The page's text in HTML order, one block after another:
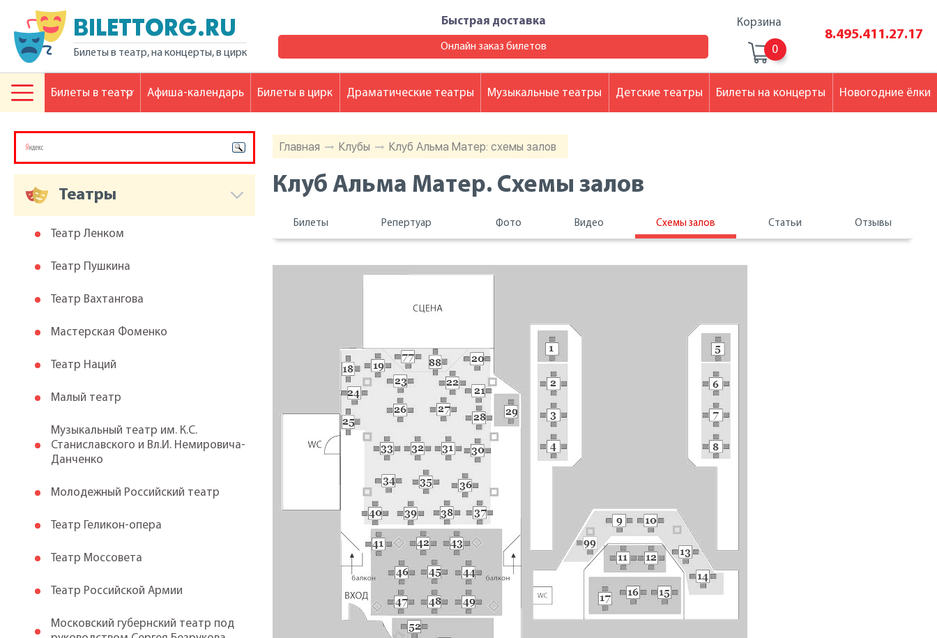
BILETTORG.RU
Билеты в театр, на концерты, в цирк
Быстрая доставка
Онлайн заказ билетов
Корзина
0
8.495.411.27.17
Главная Клубы Клуб Альма Матер: схемы залов
Клуб Альма Матер. Схемы залов
Билеты Репертуар Фото Видео Схемы залов Статьи Отзывы
Театры
Театр Ленком
Театр Пушкина
Театр Вахтангова
Мастерская Фоменко
Театр Наций
Малый театр
Музыкальный театр им. К.С.
Станиславского и Вл.И. Немировича-
Данченко
Молодежный Российский театр
Театр Геликон-опера
Театр Моссовета
Театр Российской Армии
Московский губернский театр под
Билеты в театр Афиша-календарь Билеты в цирк Драматические театры Музыкальные театры Детские театры Билеты на концерты Новогодние ёлки